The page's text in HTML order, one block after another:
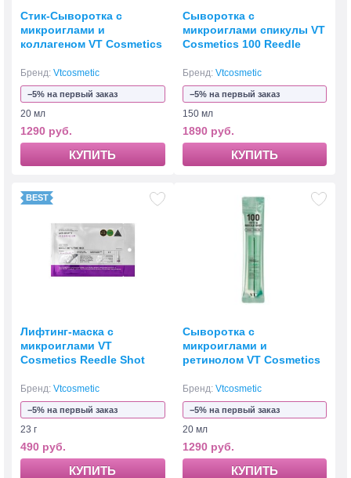
Стик-Сыворотка с
микроиглами и
коллагеном VT Cosmetics
Бренд: Vtcosmetic
−5% на первый заказ
20 мл
1290 руб.
КУПИТЬ
Сыворотка с
микроиглами спикулы VT
Cosmetics 100 Reedle
Бренд: Vtcosmetic
−5% на первый заказ
150 мл
1890 руб.
КУПИТЬ
Лифтинг-маска с
микроиглами VT
Cosmetics Reedle Shot
Бренд: Vtcosmetic
−5% на первый заказ
23 г
490 руб.
КУПИТЬ
Сыворотка с
микроиглами и
ретинолом VT Cosmetics
Stick 2 мл
Бренд: Vtcosmetic
−5% на первый заказ
20 мл
1290 руб.
КУПИТЬ